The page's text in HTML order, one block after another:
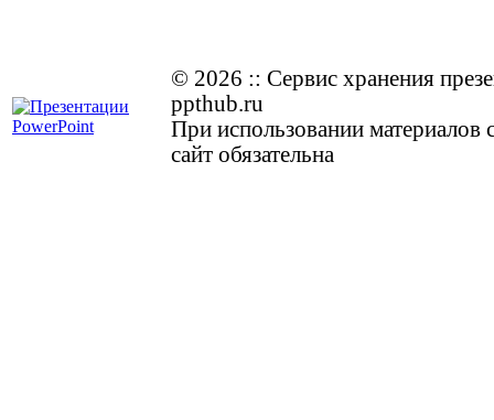
© 2026 :: Cервис хранения
ppthub.ru
При использовании материалов
сайт обязательна